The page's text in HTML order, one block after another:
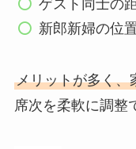
ゲスト同士の
新郎新婦の位
メリットが多く、
席次を柔軟に調